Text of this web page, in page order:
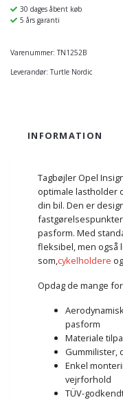
30 dages åbent køb
5 års garanti
Varenummer: TN1252B
Leverandør: Turtle Nordic
INFORMATION
Tagbøjler Opel
optimale lastholder
din bil. Den er
pasform. Med
fleksibel, men også
som,cykelholdere og
Opdag de mange
pasform
Materiale
Gummilister,
Enkel
vejrforhold
TÜV-